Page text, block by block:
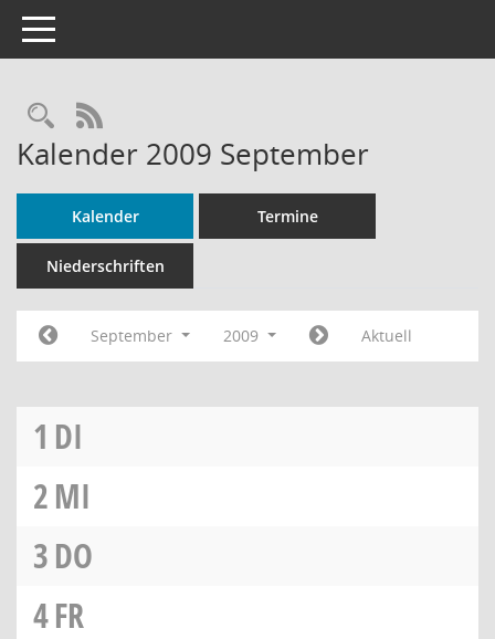
Toggle navigation
Rechercheauswahl
RSS-Feed
Kalender 2009 September
Kalender Termine
Niederschriften
September 2009 Aktuell
1 DI
2MI
3DO
4FR